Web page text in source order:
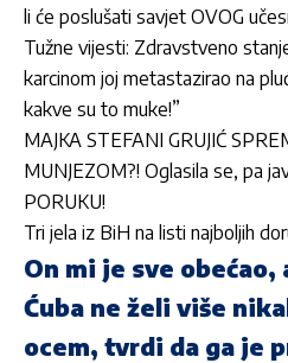
li će poslušati savjet OVOG
Tužne vijesti: Zdravstveno
karcinom joj metastazirao na
kakve su to muke!”
MAJKA STEFANI GRUJIĆ
MUNJEZOM?! Oglasila se, pa
PORUKU!
Tri jela iz BiH na listi najboljih
On mi je sve
Ćuba ne želi više
ocem, tvrdi da ga je